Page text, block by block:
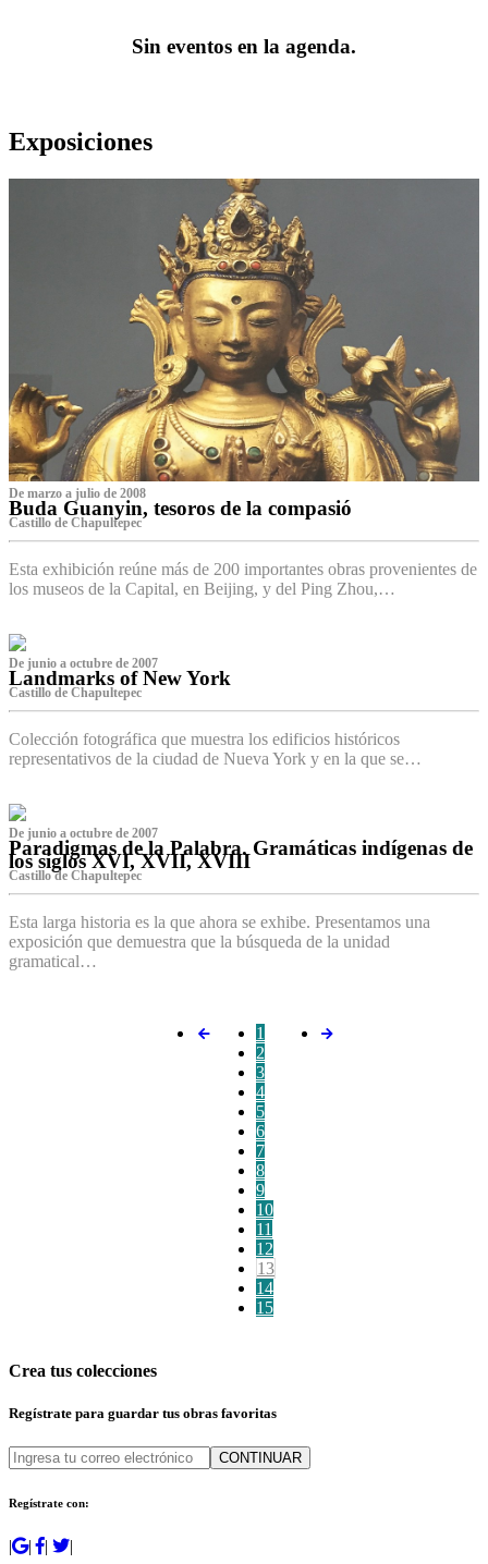
Sin eventos en la agenda.
Exposiciones
De marzo a julio de 2008
Buda Guanyin, tesoros de la compasió
Castillo de Chapultepec
Esta exhibición reúne más de 200 importantes obras provenientes de
los museos de la Capital, en Beijing, y del Ping Zhou,…
De junio a octubre de 2007
Landmarks of New York
Castillo de Chapultepec
Colección fotográfica que muestra los edificios históricos
representativos de la ciudad de Nueva York y en la que se…
De junio a octubre de 2007
Paradigmas de la Palabra. Gramáticas indígenas de
los siglos XVI, XVII, XVIII
Castillo de Chapultepec
Esta larga historia es la que ahora se exhibe. Presentamos una
exposición que demuestra que la búsqueda de la unidad
gramatical…
1
2
3
4
5
6
7
8
9
10
11
12
13
14
15
Crea tus colecciones
Regístrate para guardar tus obras favoritas
CONTINUAR
Regístrate con:
| | | |